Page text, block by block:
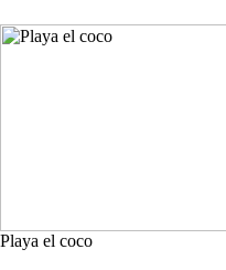
Playa el coco